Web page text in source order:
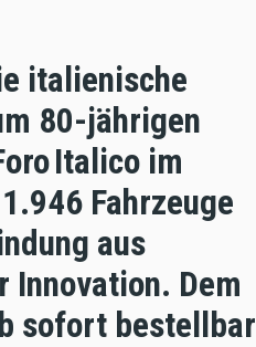
italienische
80-jährigen
Italico im
Fahrzeuge
aus
Innovation. Dem
sofort bestellbar